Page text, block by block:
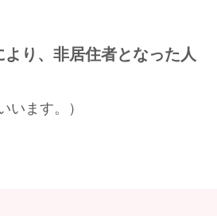
り、非居住者となった人
います。）